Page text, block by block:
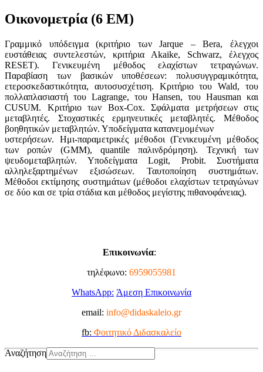
Οικονομετρία (6 ΕΜ)
Γραμμικό υπόδειγμα (κριτήριο των Jarque – Bera, έλεγχοι
ευστάθειας συντελεστών, κριτήρια Akaike, Schwarz, έλεγχος
RESET). Γενικευμένη μέθοδος ελαχίστων τετραγώνων.
Παραβίαση των βασικών υποθέσεων: πολυσυγγραμικότητα,
ετεροσκεδαστικότητα, αυτοσυσχέτιση. Κριτήριο του Wald, του
πολλαπλασιαστή του Lagrange, του Hansen, του Hausman και
CUSUM. Κριτήριο των Box-Cox. Σφάλματα μετρήσεων στις
μεταβλητές. Στοχαστικές ερμηνευτικές μεταβλητές. Μέθοδος
βοηθητικών μεταβλητών. Υποδείγματα κατανεμομένων
υστερήσεων. Ημι-παραμετρικές μέθοδοι (Γενικευμένη μέθοδος
των ροπών (GMM), quantile παλινδρόμηση). Τεχνική των
ψευδομεταβλητών. Υποδείγματα Logit, Probit. Συστήματα
αλληλεξαρτημένων εξισώσεων. Ταυτοποίηση συστημάτων.
Μέθοδοι εκτίμησης συστημάτων (μέθοδοι ελαχίστων τετραγώνων
σε δύο και σε τρία στάδια και μέθοδος μεγίστης πιθανοφάνειας).
Επικοινωνία:
τηλέφωνο: 6959055981
WhatsApp: Άμεση Επικοινωνία
email: info@didaskaleio.gr
fb: Φοιτητικό Διδασκαλείο
Αναζήτηση